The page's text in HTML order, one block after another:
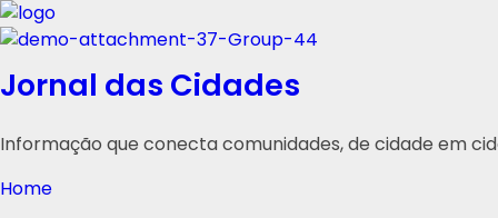
Jornal das Cidades
Informação que conecta comunidades, de cidade em
Home